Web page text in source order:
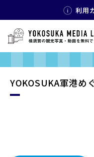
利用
YOKOSUKA軍港め